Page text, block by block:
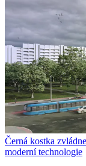
Černá kostka
moderní technologie